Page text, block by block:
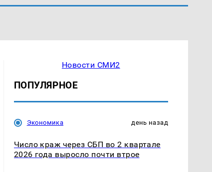
Новости СМИ2
ПОПУЛЯРНОЕ
Экономика день назад
Число краж через СБП во 2 квартале
2026 года выросло почти втрое